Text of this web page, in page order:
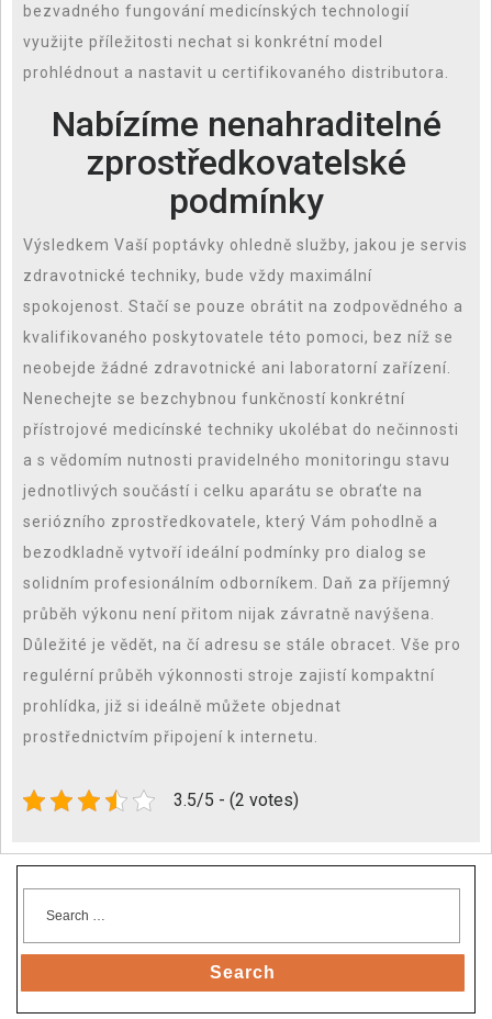
bezvadného fungování medicínských technologií
využijte příležitosti nechat si konkrétní model
prohlédnout a nastavit u certifikovaného distributora.
Nabízíme nenahraditelné
zprostředkovatelské
podmínky
Výsledkem Vaší poptávky ohledně služby, jakou je servis
zdravotnické techniky, bude vždy maximální
spokojenost. Stačí se pouze obrátit na zodpovědného a
kvalifikovaného poskytovatele této pomoci, bez níž se
neobejde žádné zdravotnické ani laboratorní zařízení.
Nenechejte se bezchybnou funkčností konkrétní
přístrojové medicínské techniky ukolébat do nečinnosti
a s vědomím nutnosti pravidelného monitoringu stavu
jednotlivých součástí i celku aparátu se obraťte na
seriózního zprostředkovatele, který Vám pohodlně a
bezodkladně vytvoří ideální podmínky pro dialog se
solidním profesionálním odborníkem. Daň za příjemný
průběh výkonu není přitom nijak závratně navýšena.
Důležité je vědět, na čí adresu se stále obracet. Vše pro
regulérní průběh výkonnosti stroje zajistí kompaktní
prohlídka, již si ideálně můžete objednat
prostřednictvím připojení k internetu.
3.5/5 - (2 votes)
Search